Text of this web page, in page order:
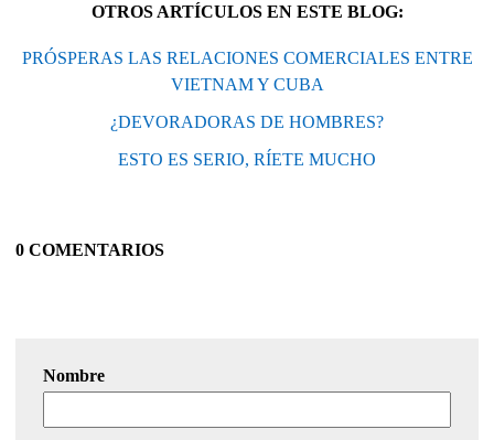
OTROS ARTÍCULOS EN ESTE BLOG:
PRÓSPERAS LAS RELACIONES COMERCIALES ENTRE
VIETNAM Y CUBA
¿DEVORADORAS DE HOMBRES?
ESTO ES SERIO, RÍETE MUCHO
0 COMENTARIOS
Nombre